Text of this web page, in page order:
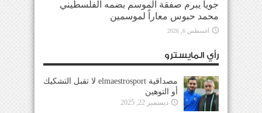
جويا يبرم صفقة الموسم بضمه الفلسطيني
محمد حبوس معاراً لموسمين
أغسطس 6, 2026
رأي المايسترو
مصداقية elmaestrosport لا تقبل التشكيك
أو التوهين
ديسمبر 22, 2025